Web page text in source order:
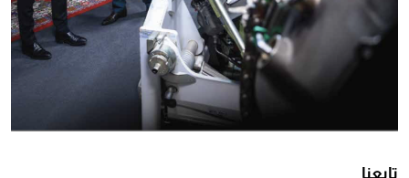
تابعنا